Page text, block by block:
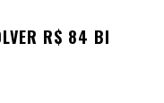
R$ 84 BI